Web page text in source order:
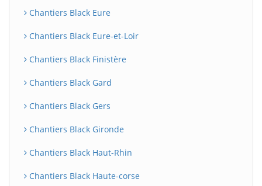
Chantiers Black Eure
Chantiers Black Eure-et-Loir
Chantiers Black Finistère
Chantiers Black Gard
Chantiers Black Gers
Chantiers Black Gironde
Chantiers Black Haut-Rhin
Chantiers Black Haute-corse